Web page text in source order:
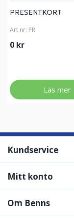
PRESENTKORT
Art nr: PR
0 kr
Läs mer
Kundservice
Mitt konto
Om Benns